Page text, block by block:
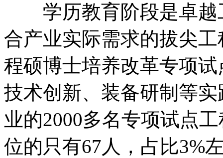
学历教育阶段是卓越
合产业实际需求的拔尖
程硕博士培养改革专项
技术创新、装备研制等
业的2000多名专项试点
位的只有67人，占比3%